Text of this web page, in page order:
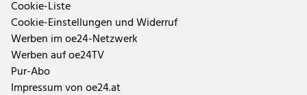
Cookie-Liste
Cookie-Einstellungen und Widerruf
Werben im oe24-Netzwerk
Werben auf oe24TV
Pur-Abo
Impressum von oe24.at